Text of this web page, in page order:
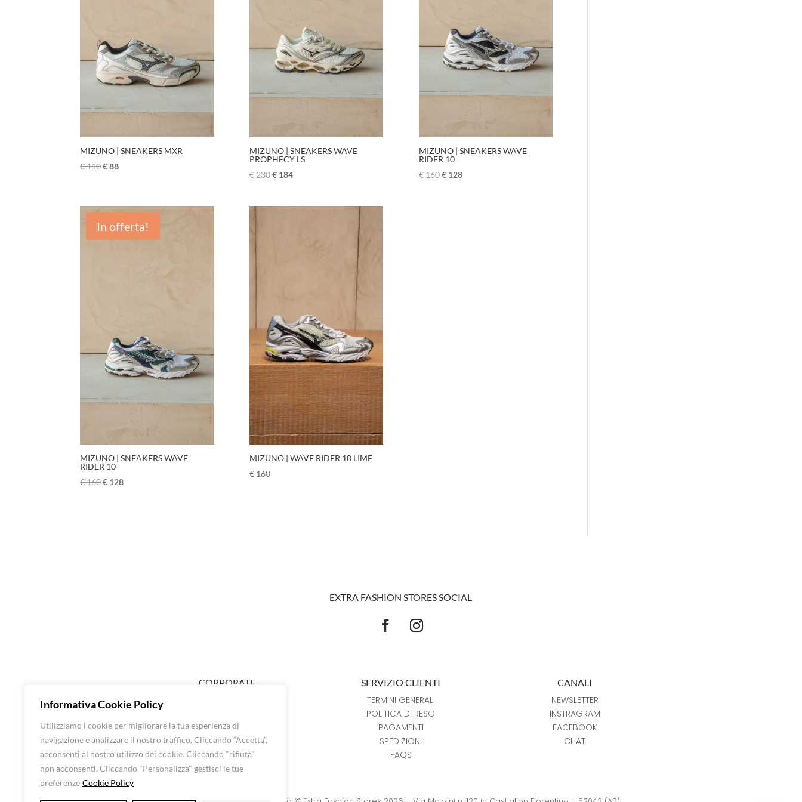
Informativa Cookie Policy
Utilizziamo i cookie per migliorare la tua esperienza di
navigazione e analizzare il nostro traffico. Cliccando “Accetta”,
acconsenti al nostro utilizzo dei cookie. Cliccando "rifiuta"
non acconsenti. Cliccando "Personalizza" gestisci le tue
preferenze Cookie Policy
MIZUNO | SNEAKERS MXR
€110€88
MIZUNO | SNEAKERS WAVE
PROPHECY LS
€230€184
MIZUNO | SNEAKERS WAVE
RIDER 10
€160 €128
In offerta!
MIZUNO | SNEAKERS WAVE
RIDER 10
€160€ 128
MIZUNO | WAVE RIDER 10 LIME
€160
EXTRA FASHION STORES SOCIAL
CORPORATE
SHOP UOMO
BRANDS
CONTATTI
SERVIZIO CLIENTI
TERMINI GENERALI
POLITICA DI RESO
PAGAMENTI
SPEDIZIONI
FAQS
CANALI
NEWSLETTER
INSTRAGRAM
FACEBOOK
CHAT